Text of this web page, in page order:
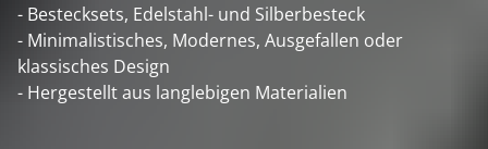
- Bestecksets, Edelstahl- und Silberbesteck
- Minimalistisches, Modernes, Ausgefallen oder
klassisches Design
- Hergestellt aus langlebigen Materialien